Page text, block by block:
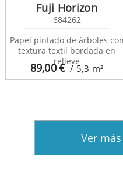
89,00€ / 5,3 m²
Fuji Horizon
684262
Papel pintado de árboles con
textura textil bordada en
relieve
Ver